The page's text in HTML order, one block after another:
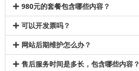
980元的套餐包含哪些内容？
可以开发票吗？
网站后期维护怎么办？
售后服务时间是多长，包含哪些内容？